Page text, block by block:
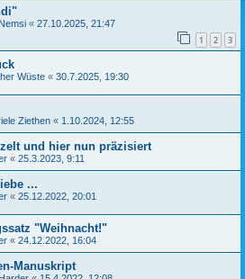
« 27.10.2025, 21:47
1 2 3
Wüste « 30.7.2025, 19:30
Ziethen « 1.10.2024, 12:55
und hier nun präzisiert
« 25.3.2023, 9:11
...
« 25.12.2022, 20:01
"Weihnacht!"
« 24.12.2022, 16:04
Manuskript